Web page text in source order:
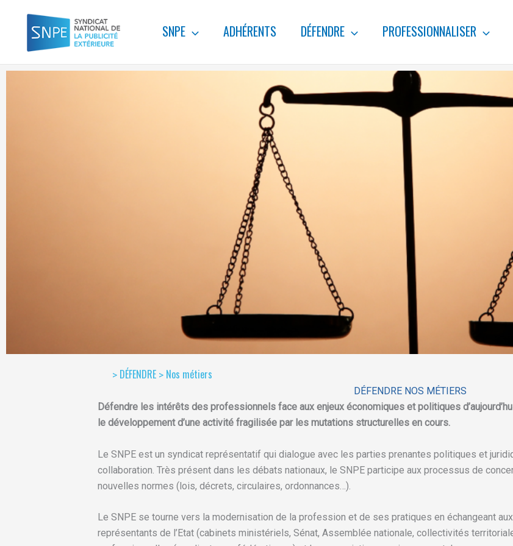
contenu
SNPE ADHÉRENTS DÉFENDRE PROFESSIONNALISER
> DÉFENDRE > Nos métiers
DÉFENDRE NOS MÉTIERS
Défendre les intérêts des professionnels face aux enjeux économiques et politiques
le développement d’une activité fragilisée par les mutations structurelles en cours.
Le SNPE est un syndicat représentatif qui dialogue avec les parties prenantes politiques et
collaboration. Très présent dans les débats nationaux, le SNPE participe aux processus de
nouvelles normes (lois, décrets, circulaires, ordonnances…).
Le SNPE se tourne vers la modernisation de la profession et de ses pratiques en échangeant
représentants de l’Etat (cabinets ministériels, Sénat, Assemblée nationale, collectivités